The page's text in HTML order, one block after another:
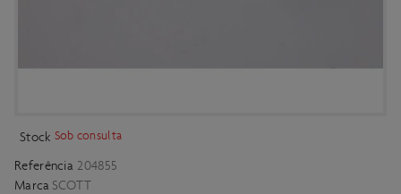
Stock Sob consulta
Referência 204855
Marca SCOTT